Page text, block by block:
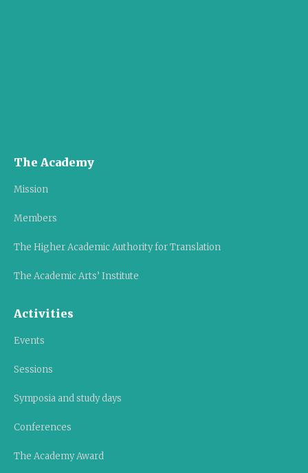
The Academy
Mission
Members
The Higher Academic Authority for Translation
The Academic Arts’ Institute
Activities
Events
Sessions
Symposia and study days
Conferences
The Academy Award